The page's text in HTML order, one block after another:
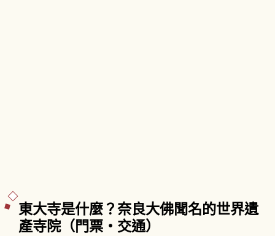
東大寺是什麼？奈良大佛聞名的世界遺
產寺院（門票・交通）